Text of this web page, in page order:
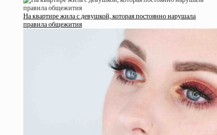
На квартире жила с девушкой, которая постоянно нарушала
правила общежития